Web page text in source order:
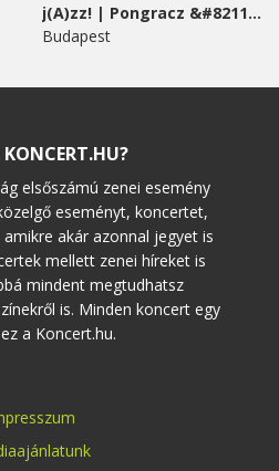
j(A)zz! | Pongracz &#8211;...
Budapest
elsőszámú zenei esemény
eseményt, koncertet,
akár azonnal jegyet is
mellett zenei híreket is
mindent megtudhatsz
is. Minden koncert egy
a Koncert.hu.